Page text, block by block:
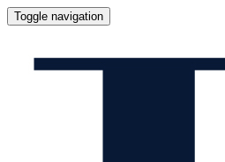
Toggle navigation